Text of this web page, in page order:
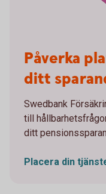
Påverka
ditt
Swedbank
till
ditt
Placera din